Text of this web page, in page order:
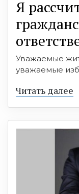
Я
Уважаемые
уважаемые
Читать далее